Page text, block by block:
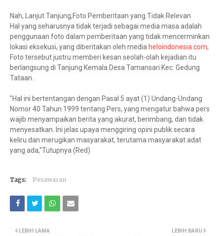
Nah, Lanjut Tanjung,Foto Pemberitaan yang Tidak Relevan
Hal yang seharusnya tidak terjadi sebagai media masa adalah
penggunaan foto dalam pemberitaan yang tidak mencerminkan
lokasi eksekusi, yang diberitakan oleh media heloindonesia.com,
Foto tersebut justru memberi kesan seolah-olah kejadian itu
berlangsung di Tanjung Kemala Desa Tamansari Kec. Gedung
Tataan.
"Hal ini bertentangan dengan Pasal 5 ayat (1) Undang-Undang
Nomor 40 Tahun 1999 tentang Pers, yang mengatur bahwa pers
wajib menyampaikan berita yang akurat, berimbang, dan tidak
menyesatkan. Ini jelas upaya menggiring opini publik secara
keliru dan merugikan masyarakat, terutama masyarakat adat
yang ada,"Tutupnya (Red)
Tags: Pesawaran
LEBIH BARU
LEBIH LAMA